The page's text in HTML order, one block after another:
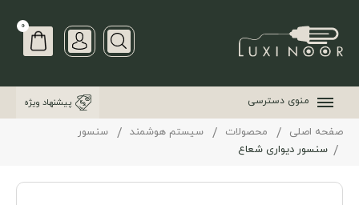
0
منوی دسترسی پیشنهاد ویژه
صفحه اصلی محصولات سیستم هوشمند
سنسور
سنسور دیواری شعاع